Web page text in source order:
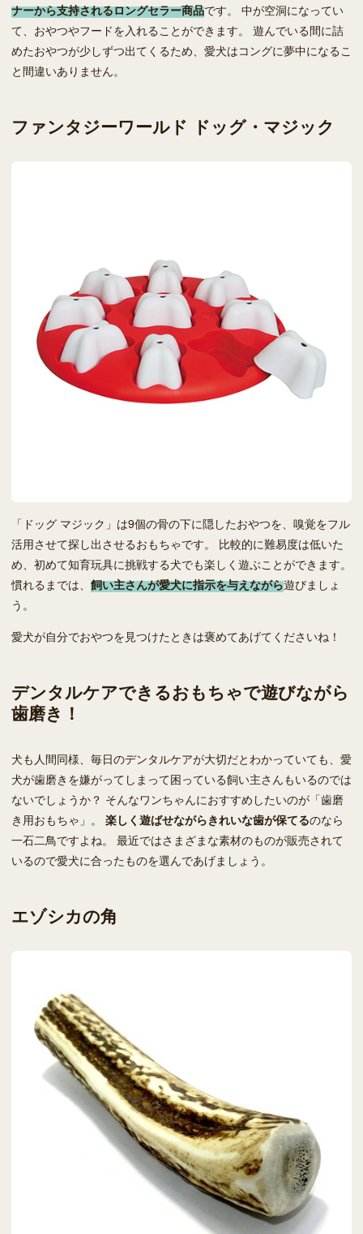
ナーから支持されるロングセラー商品です。 中が空洞になってい
て、おやつやフードを入れることができます。 遊んでいる間に詰
めたおやつが少しずつ出てくるため、愛犬はコングに夢中になるこ
と間違いありません。
ファンタジーワールド ドッグ・マジック
「ドッグ マジック」は9個の骨の下に隠したおやつを、嗅覚をフル
活用させて探し出させるおもちゃです。 比較的に難易度は低いた
め、初めて知育玩具に挑戦する犬でも楽しく遊ぶことができます。
慣れるまでは、 飼い主さんが愛犬に指示を与えながら遊びましょ
う。
愛犬が自分でおやつを見つけたときは褒めてあげてくださいね！
デンタルケアできるおもちゃで遊びながら
歯磨き！
犬も人間同様、毎日のデンタルケアが大切だとわかっていても、愛
犬が歯磨きを嫌がってしまって困っている飼い主さんもいるのでは
ないでしょうか？ そんなワンちゃんにおすすめしたいのが「歯磨
き用おもちゃ」。 楽しく遊ばせながらきれいな歯が保てるのなら
一石二鳥ですよね。 最近ではさまざまな素材のものが販売されて
いるので愛犬に合ったものを選んであげましょう。
エゾシカの角